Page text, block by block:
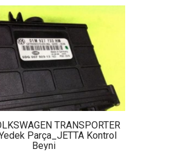
TRANSPORTER
Parça_JETTA Kontrol
Beyni